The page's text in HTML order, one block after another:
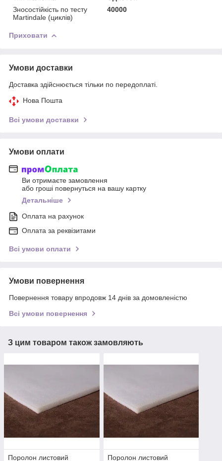
Зносостійкість по тесту
Martindale (циклів)
40000
Приховати
Умови доставки
Доставка здійснюється тільки по передоплаті.
Нова Пошта
Всі умови доставки
Умови оплати
Ви отримаєте замовлення
або гроші повернуться на вашу картку
Детальніше
Оплата на рахунок
Оплата за реквізитами
Всі умови оплати
Умови повернення
Повернення товару впродовж 14 днів за домовленістю
Всі умови повернення
З цим товаром також замовляють
Поролон листовий Поролон листовий